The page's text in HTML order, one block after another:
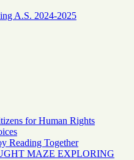
A.S. 2024-2025
for Human Rights
Reading Together
MAZE EXPLORING